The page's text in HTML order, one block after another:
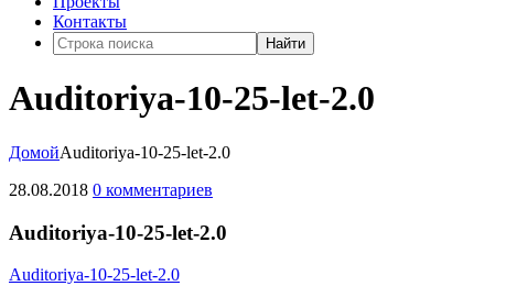
Контакты
Найти
Auditoriya-10-25-let-2.0
ДомойAuditoriya-10-25-let-2.0
28.08.2018 0 комментариев
Auditoriya-10-25-let-2.0
Auditoriya-10-25-let-2.0